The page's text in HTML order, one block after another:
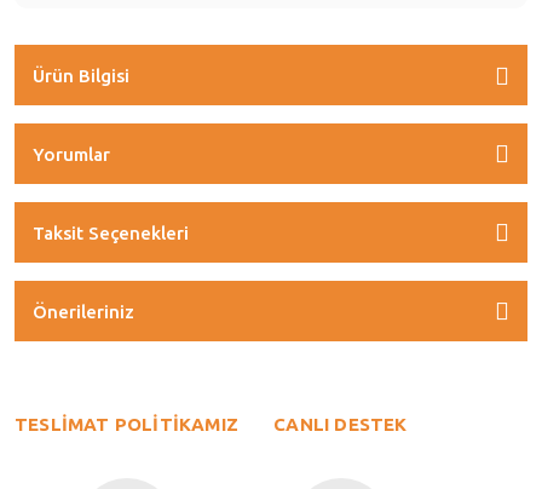
Ürün Bilgisi
Yorumlar
Taksit Seçenekleri
Önerileriniz
TESLİMAT POLİTİKAMIZ CANLI DESTEK